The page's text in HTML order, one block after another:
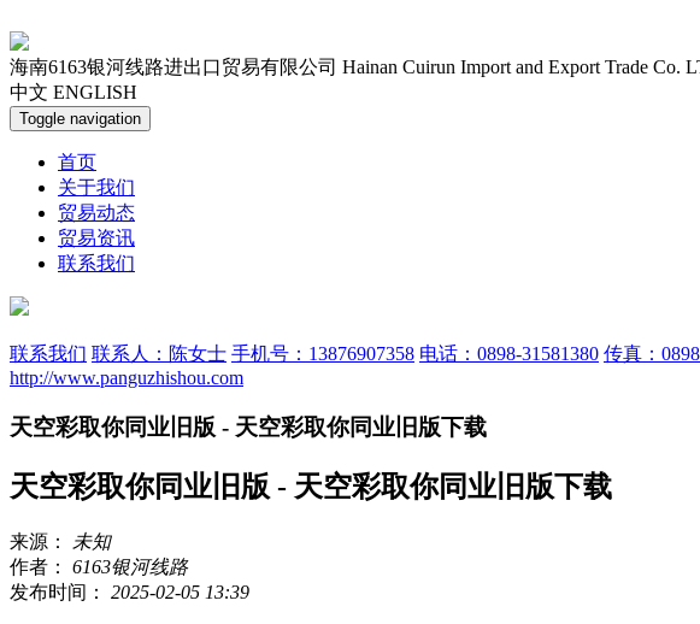
海南6163银河线路进出口贸易有限公司 Hainan Cuirun Import and Export Trade Co.
中文 ENGLISH
Toggle navigation
首页
关于我们
贸易动态
贸易资讯
联系我们
联系我们 联系人：陈女士 手机号：13876907358 电话：0898-31581380 传真：
http://www.panguzhishou.com
天空彩取你同业旧版 - 天空彩取你同业旧版下载
天空彩取你同业旧版 - 天空彩取你同业旧版下载
来源：
未知
作者： 6163银河线路
发布时间： 2025-02-05 13:39